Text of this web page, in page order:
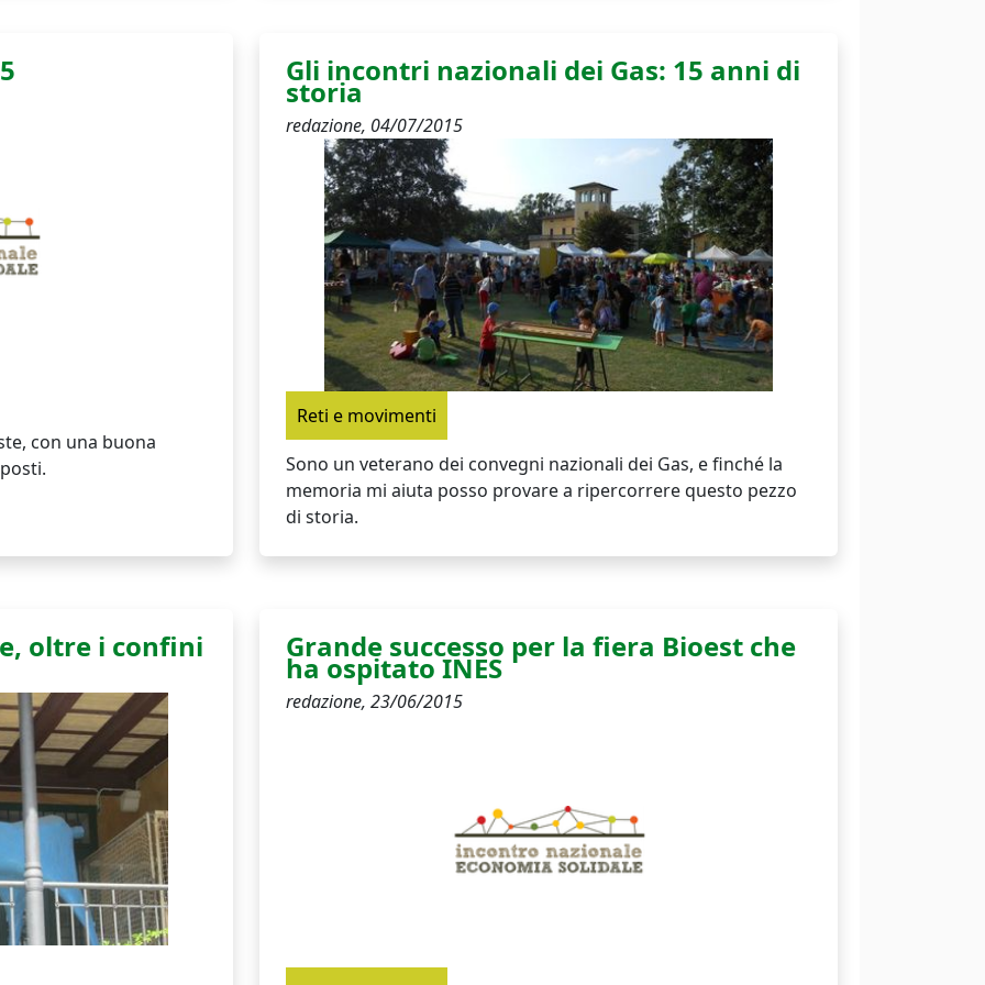
con una buona
Gli incontri nazionali dei Gas: 15 anni di
storia
redazione, 04/07/2015
Reti e movimenti
Sono un veterano dei convegni nazionali dei Gas, e finché la
memoria mi aiuta posso provare a ripercorrere questo pezzo
di storia.
oltre i confini Grande successo per la fiera Bioest che
ha ospitato INES
redazione, 23/06/2015